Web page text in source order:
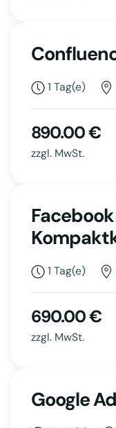
1 Tag(e)
890.00 €
zzgl. MwSt.
1 Tag(e)
690.00 €
zzgl. MwSt.
Google